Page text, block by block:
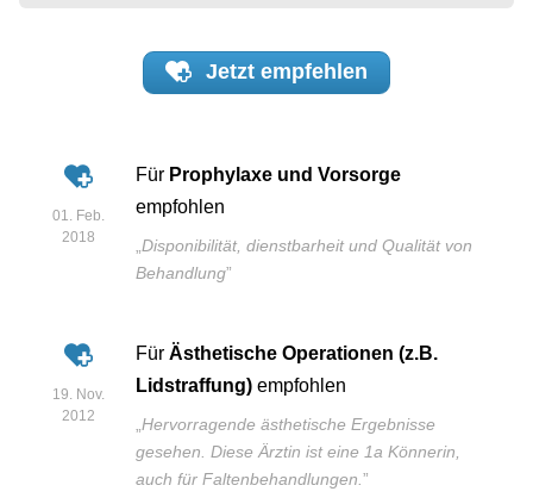
Jetzt empfehlen
01. Feb.
2018
Für Prophylaxe und Vorsorge
empfohlen
„Disponibilität, dienstbarheit und Qualität von
Behandlung”
19. Nov.
2012
Für Ästhetische Operationen (z.B.
Lidstraffung) empfohlen
Hervorragende ästhetische Ergebnisse
gesehen. Diese Ärztin ist eine 1a Könnerin,
auch für Faltenbehandlungen. ”